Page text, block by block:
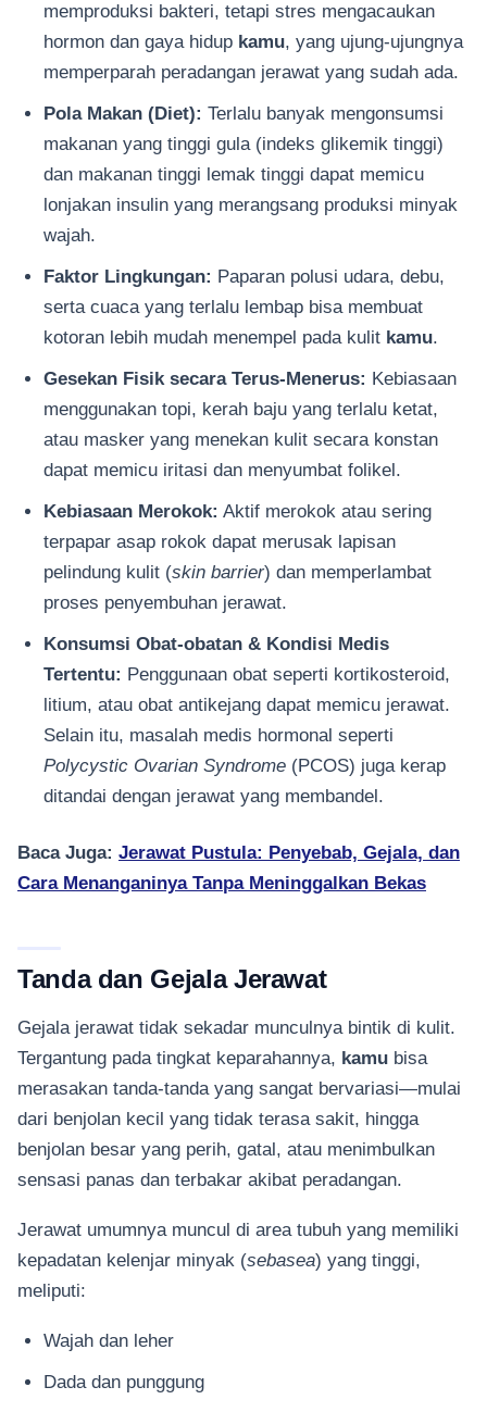
memproduksi bakteri, tetapi stres mengacaukan
hormon dan gaya hidup kamu, yang ujung-ujungnya
memperparah peradangan jerawat yang sudah ada.
Pola Makan (Diet): Terlalu banyak mengonsumsi
makanan yang tinggi gula (indeks glikemik tinggi)
dan makanan tinggi lemak tinggi dapat memicu
lonjakan insulin yang merangsang produksi minyak
wajah.
Faktor Lingkungan: Paparan polusi udara, debu,
serta cuaca yang terlalu lembap bisa membuat
kotoran lebih mudah menempel pada kulit kamu.
Gesekan Fisik secara Terus-Menerus: Kebiasaan
menggunakan topi, kerah baju yang terlalu ketat,
atau masker yang menekan kulit secara konstan
dapat memicu iritasi dan menyumbat folikel.
Kebiasaan Merokok: Aktif merokok atau sering
terpapar asap rokok dapat merusak lapisan
pelindung kulit (skin barrier) dan memperlambat
proses penyembuhan jerawat.
Konsumsi Obat-obatan & Kondisi Medis
Tertentu: Penggunaan obat seperti kortikosteroid,
litium, atau obat antikejang dapat memicu jerawat.
Selain itu, masalah medis hormonal seperti
Polycystic Ovarian Syndrome (PCOS) juga kerap
ditandai dengan jerawat yang membandel.
Baca Juga: Jerawat Pustula: Penyebab, Gejala, dan
Cara Menanganinya Tanpa Meninggalkan Bekas
Tanda dan Gejala Jerawat
Gejala jerawat tidak sekadar munculnya bintik di kulit.
Tergantung pada tingkat keparahannya, kamu bisa
merasakan tanda-tanda yang sangat bervariasi—mulai
dari benjolan kecil yang tidak terasa sakit, hingga
benjolan besar yang perih, gatal, atau menimbulkan
sensasi panas dan terbakar akibat peradangan.
Jerawat umumnya muncul di area tubuh yang memiliki
kepadatan kelenjar minyak (sebasea) yang tinggi,
meliputi:
Wajah dan leher
Dada dan punggung